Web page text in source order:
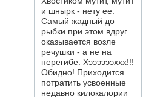
и шнырк - нету ее.
Самый жадный до
рыбки при этом вдруг
оказывается возле
речушки - а не на
перегибе. Хээээээххх!!!
Обидно! Приходится
потратить усвоенные
недавно килокалории